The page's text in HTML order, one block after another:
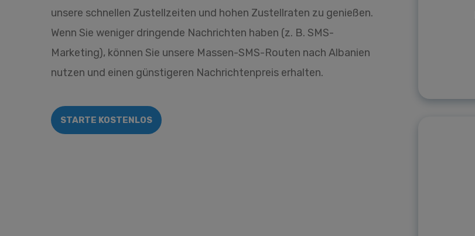
unsere schnellen Zustellzeiten und hohen Zustellraten zu genießen.
Wenn Sie weniger dringende Nachrichten haben (z. B. SMS-
Marketing), können Sie unsere Massen-SMS-Routen nach Albanien
nutzen und einen günstigeren Nachrichtenpreis erhalten.
STARTE KOSTENLOS